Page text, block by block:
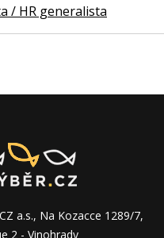
/ HR generalista
a.s., Na Kozacce 1289/7,
2 - Vinohrady